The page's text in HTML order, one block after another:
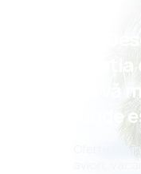
Psst!
aplicația
rezervă
oriunde
Oferte noi
avion,